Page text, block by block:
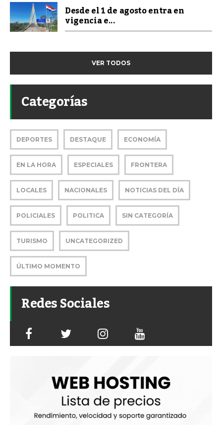
Desde el 1 de agosto entra en
vigencia e...
VER TODOS
Categorías
DEPORTES DESTAQUE ECONOMÍA
EN LA HORA ESPECIALES FRONTERA
LOCALES NACIONALES NOTICIAS DEL DÍA
POLICIALES POLITICA SIN CATEGORÍA
TURISMO UNCATEGORIZED
ÚLTIMO MOMENTO
Redes Sociales